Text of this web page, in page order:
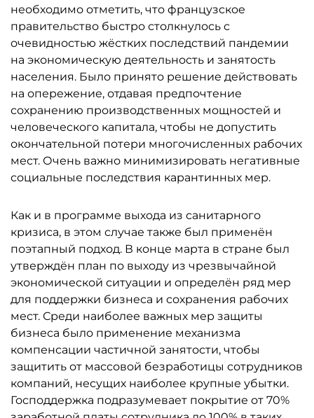
необходимо отметить, что французское
правительство быстро столкнулось с
очевидностью жёстких последствий пандемии
на экономическую деятельность и занятость
населения. Было принято решение действовать
на опережение, отдавая предпочтение
сохранению производственных мощностей и
человеческого капитала, чтобы не допустить
окончательной потери многочисленных рабочих
мест. Очень важно минимизировать негативные
социальные последствия карантинных мер.
Как и в программе выхода из санитарного
кризиса, в этом случае также был применён
поэтапный подход. В конце марта в стране был
утверждён план по выходу из чрезвычайной
экономической ситуации и определён ряд мер
для поддержки бизнеса и сохранения рабочих
мест. Среди наиболее важных мер защиты
бизнеса было применение механизма
компенсации частичной занятости, чтобы
защитить от массовой безработицы сотрудников
компаний, несущих наиболее крупные убытки.
Господдержка подразумевает покрытие от 70%